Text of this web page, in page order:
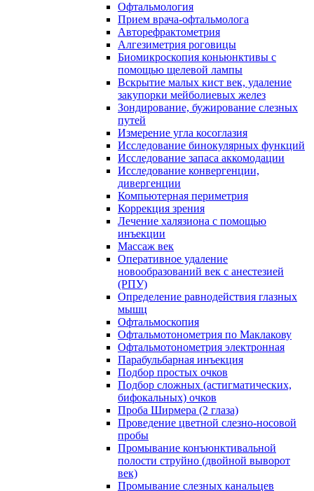
Офтальмология
Прием врача-офтальмолога
Авторефрактометрия
Алгезиметрия роговицы
Биомикроскопия коньюнктивы с
помощью щелевой лампы
Вскрытие малых кист век, удаление
закупорки мейболиевых желез
Зондирование, бужирование слезных
путей
Измерение угла косоглазия
Исследование бинокулярных функций
Исследование запаса аккомодации
Исследование конвергенции,
дивергенции
Компьютерная периметрия
Коррекция зрения
Лечение халязиона с помощью
инъекции
Массаж век
Оперативное удаление
новообразований век с анестезией
(РПУ)
Определение равнодействия глазных
мышц
Офтальмоскопия
Офтальмотонометрия по Маклакову
Офтальмотонометрия электронная
Парабульбарная инъекция
Подбор простых очков
Подбор сложных (астигматических,
бифокальных) очков
Проба Ширмера (2 глаза)
Проведение цветной слезно-носовой
пробы
Промывание конъюнктивальной
полости струйно (двойной выворот
век)
Промывание слезных канальцев